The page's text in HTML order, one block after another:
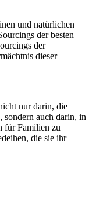
und natürlichen
der besten
der
dieser
nur darin, die
sondern auch darin, in
für Familien zu
die sie ihr